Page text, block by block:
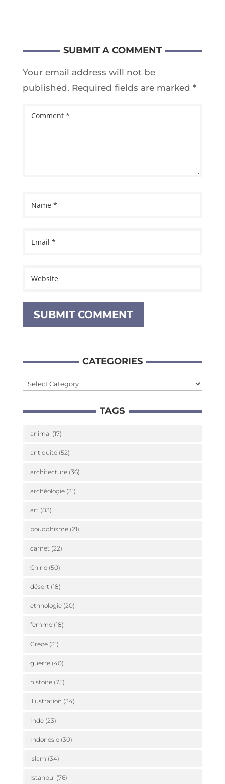
SUBMIT A COMMENT
Your email address will not be
published. Required fields are marked *
CATÉ­GO­RIES
Caté­
ries
TAGS
animal (17)
antiquité(52)
architecture(36)
archéologie(31)
art(83)
bouddhisme(21)
carnet(22)
Chine(50)
désert(18)
ethnologie(20)
femme(18)
Grèce(31)
guerre(40)
histoire(75)
illustration (34)
Inde(23)
Indonésie(30)
islam (34)
Istanbul (76)